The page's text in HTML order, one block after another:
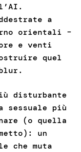
a
orientali –
e venti
quel
disturbante
sessuale più
(o quella
un
che muta